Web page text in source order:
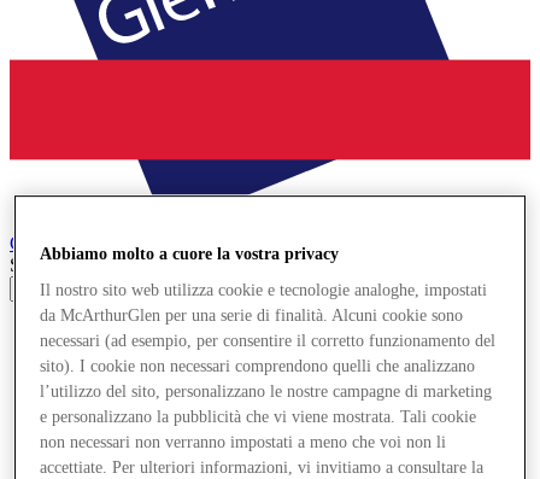
Cheshire Oaks
Designer Outlet
Search input
Negozi
Offerte
Pianifica la tua visita
Cosa c'è in programma
Mangia e Bevi
Gift Card
Servizi
Abbiamo molto a cuore la vostra privacy
Il nostro sito web utilizza cookie e tecnologie analoghe, impostati
da McArthurGlen per una serie di finalità. Alcuni cookie sono
necessari (ad esempio, per consentire il corretto funzionamento del
sito). I cookie non necessari comprendono quelli che analizzano
l’utilizzo del sito, personalizzano le nostre campagne di marketing
e personalizzano la pubblicità che vi viene mostrata. Tali cookie
non necessari non verranno impostati a meno che voi non li
accettiate. Per ulteriori informazioni, vi invitiamo a consultare la